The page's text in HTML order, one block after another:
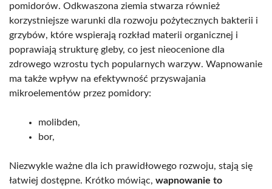
pomidorów. Odkwaszona ziemia stwarza również
korzystniejsze warunki dla rozwoju pożytecznych bakterii i
grzybów, które wspierają rozkład materii organicznej i
poprawiają strukturę gleby, co jest nieocenione dla
zdrowego wzrostu tych popularnych warzyw. Wapnowanie
ma także wpływ na efektywność przyswajania
mikroelementów przez pomidory:
molibden,
bor,
Niezwykle ważne dla ich prawidłowego rozwoju, stają się
łatwiej dostępne. Krótko mówiąc, wapnowanie to